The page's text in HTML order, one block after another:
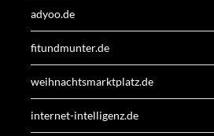
adyoo.de
fitundmunter.de
weihnachtsmarktplatz.de
internet-intelligenz.de